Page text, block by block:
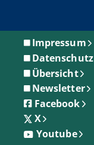
Impressum
Datenschutz
Übersicht
Newsletter
Facebook
X
Youtube